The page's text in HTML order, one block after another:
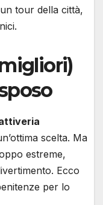
tour della città,
scelta. Ma
estreme,
Ecco
per lo